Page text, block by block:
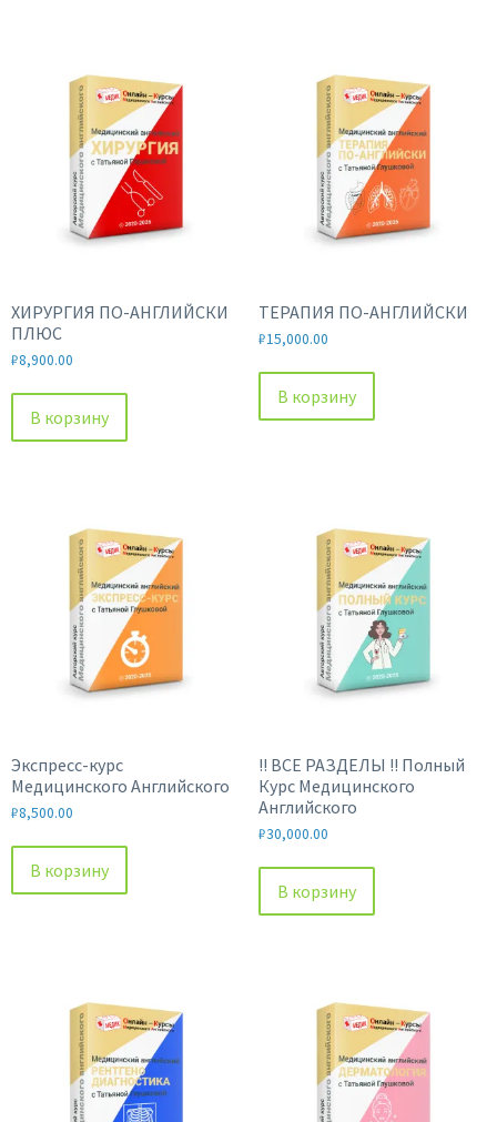
ХИРУРГИЯ ПО-АНГЛИЙСКИ
ПЛЮС
₽8,900.00
В корзину
ТЕРАПИЯ ПО-АНГЛИЙСКИ
₽15,000.00
В корзину
Экспресс-курс
Медицинского Английского
₽8,500.00
В корзину
!! ВСЕ РАЗДЕЛЫ !! Полный
Курс Медицинского
Английского
₽30,000.00
В корзину